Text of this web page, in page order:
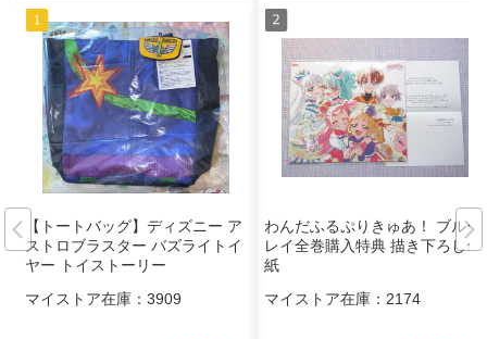
【トートバッグ】ディズニー ア
ストロブラスター バズライトイ
ヤー トイストーリー
マイストア在庫： 3909
わんだふるぷりきゅあ！ ブルー
レイ全巻購入特典 描き下ろし色
紙
マイストア在庫： 2174